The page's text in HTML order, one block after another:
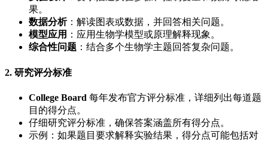
果。
数据分析：解读图表或数据，并回答相关问题。
模型应用 ：应用生物学模型或原理解释现象。
综合性问题 ：结合多个生物学主题回答复杂问题。
2. 研究评分标准
College Board 每年发布官方评分标准，详细列出每道题
目的得分点。
仔细研究评分标准，确保答案涵盖所有得分点。
示例：如果题目要求解释实验结果，得分点可能包括对